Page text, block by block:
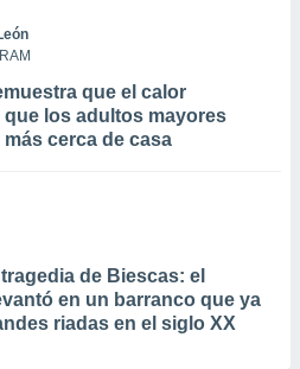
que el calor
que los adultos mayores
cerca de casa
de Biescas: el
en un barranco que ya
riadas en el siglo XX